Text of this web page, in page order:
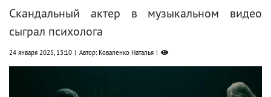
Скандальный актер в музыкальном видео
сыграл психолога
24 января 2025, 13:10 Автор: Коваленко Наталья